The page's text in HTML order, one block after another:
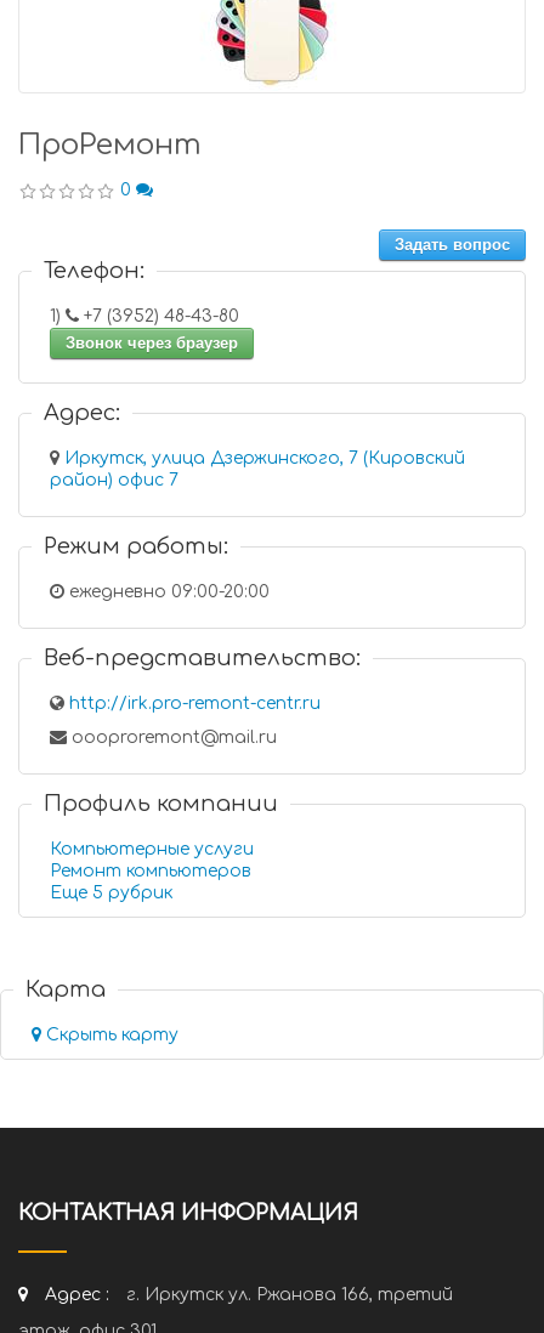
ПроРемонт
0
Задать вопрос
Телефон:
1)
+7 (3952) 48-43-80
Звонок через браузер
Адрес:
Иркутск, улица Дзержинского, 7 (Кировский
район) офис 7
Режим работы:
ежедневно 09:00-20:00
Веб-представительство:
http://irk.pro-remont-centr.ru
oooproremont@mail.ru
Профиль компании
Компьютерные услуги
Ремонт компьютеров
Еще 5 рубрик
Карта
Скрыть карту
КОНТАКТНАЯ ИНФОРМАЦИЯ
Адрес :
г. Иркутск ул. Ржанова 166, третий